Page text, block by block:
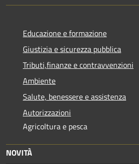
Educazione e formazione
Giustizia e sicurezza pubblica
Tributi,finanze e contravvenzioni
Ambiente
Salute, benessere e assistenza
Autorizzazioni
Agricoltura e pesca
NOVITÀ